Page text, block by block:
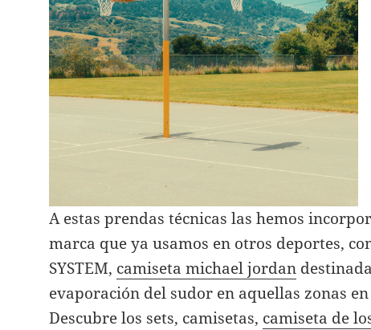
A estas prendas técnicas las hemos
marca que ya usamos en otros deportes,
SYSTEM, camiseta michael jordan
evaporación del sudor en aquellas zonas
Descubre los sets, camisetas, camiseta de